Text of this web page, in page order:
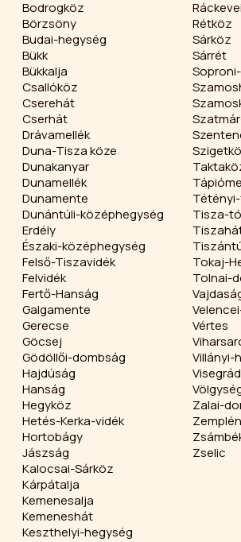
Bodrogköz
Börzsöny
Budai-hegység
Bükk
Bükkalja
Csallóköz
Cserehát
Cserhát
Drávamellék
Duna-Tisza köze
Dunakanyar
Dunamellék
Dunamente
Dunántúli-középhegység
Erdély
Északi-középhegység
Felső-Tiszavidék
Felvidék
Fertő-Hanság
Galgamente
Gerecse
Göcsej
Gödöllői-dombság
Hajdúság
Hanság
Hegyköz
Hetés-Kerka-vidék
Hortobágy
Jászság
Kalocsai-Sárköz
Kárpátalja
Kemenesalja
Kemeneshát
Keszthelyi-hegység
Rétköz
Sárköz
Sárrét
Tisza-tó
Tokaj-
Tolnai-
Vértes
Villányi-
Zalai-
Zselic